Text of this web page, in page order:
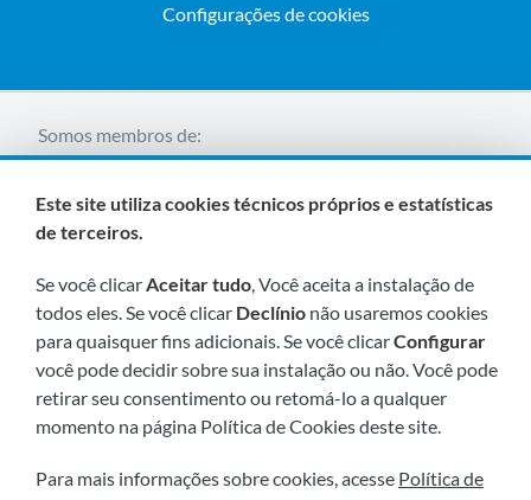
Configurações de cookies
Somos membros de:
Visite-nos em breve em:
Este site utiliza cookies técnicos próprios e estatísticas
de terceiros.
Se você clicarAceitar tudo, Você aceita a instalação de
todos eles. Se você clicar Declínio não usaremos cookies
para quaisquer fins adicionais. Se você clicarConfigurar
você pode decidir sobre sua instalação ou não. Você pode
retirar seu consentimento ou retomá-lo a qualquer
momento na página Política de Cookies deste site.
Para mais informações sobre cookies, acesse Política de